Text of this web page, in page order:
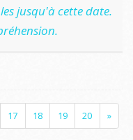
jusqu'à cette date.
17 18 19 20 »